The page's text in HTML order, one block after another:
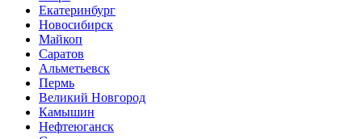
Екатеринбург
Новосибирск
Майкоп
Саратов
Альметьевск
Пермь
Великий Новгород
Камышин
Нефтеюганск